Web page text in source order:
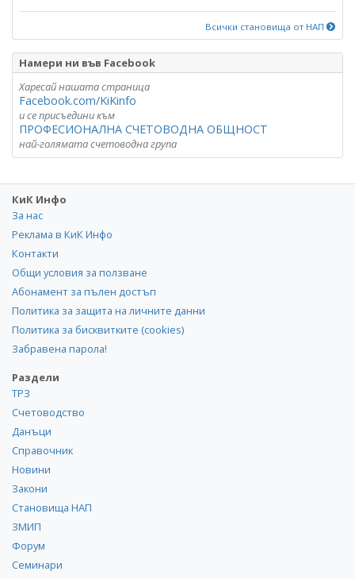
Всички становища от НАП
Намери ни във Facebook
Харесай нашата страница
Facebook.com/KiKinfo
и се присъедини към
ПРОФЕСИОНАЛНА СЧЕТОВОДНА ОБЩНОСТ
най-голямата счетоводна група
КиК Инфо
За нас
Реклама в КиК Инфо
Контакти
Общи условия за ползване
Абонамент за пълен достъп
Политика за защита на личните данни
Политика за бисквитките (cookies)
Забравена парола!
Раздели
ТРЗ
Счетоводство
Данъци
Справочник
Новини
Закони
Становища НАП
ЗМИП
Форум
Семинари